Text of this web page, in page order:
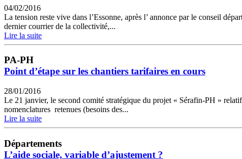
04/02/2016
La tension reste vive dans l’Essonne, après l’ annonce par le conseil
dernier courrier de la collectivité,...
Lire la suite
PA-PH
Point d’étape sur les chantiers tarifaires en cours
28/01/2016
Le 21 janvier, le second comité stratégique du projet « Sérafin-PH »
nomenclatures retenues (besoins des...
Lire la suite
Départements
L’aide sociale, variable d’ajustement ?